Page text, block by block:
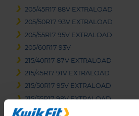
205/45R17 88V EXTRALOAD
205/50R17 93V EXTRALOAD
205/55R17 95V EXTRALOAD
205/60R17 93V
215/40R17 87V EXTRALOAD
215/45R17 91V EXTRALOAD
215/50R17 95V EXTRALOAD
215/55R17 98V EXTRALOAD
215/60R17 100V EXTRALOAD